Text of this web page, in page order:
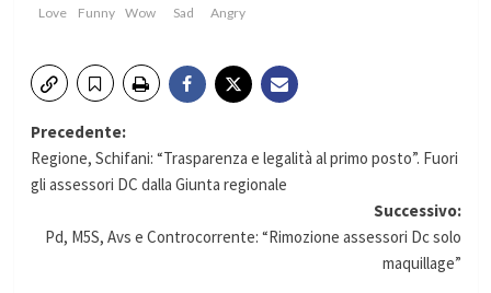
Love Funny Wow Sad Angry
Navigazione
articolo
Precedente:
Regione, Schifani: “Trasparenza e legalità al primo posto”. Fuori
gli assessori DC dalla Giunta regionale
Successivo:
Pd, M5S, Avs e Controcorrente: “Rimozione assessori Dc solo
maquillage”